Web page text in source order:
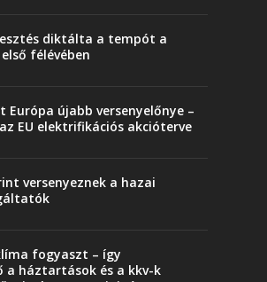
diktálta a tempót a
félévében
Európa újabb versenyelőnye –
EU elektrifikációs akcióterve
versenyeznek a hazai
fogyaszt – így
a háztartások és a kkv-k